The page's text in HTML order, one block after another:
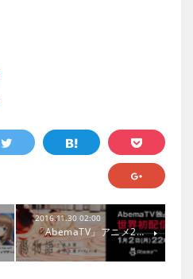
2016.11.30 02:00
「AbemaTV」アニメ2…